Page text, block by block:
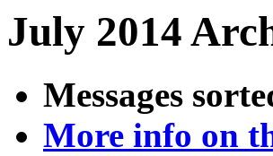
July 2014
Messages
More info on